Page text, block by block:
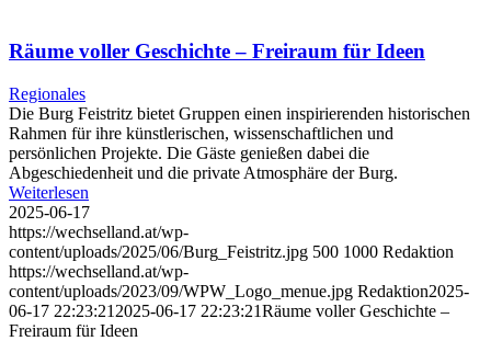
Räume voller Geschichte – Freiraum für Ideen
Regionales
Die Burg Feistritz bietet Gruppen einen inspirierenden historischen
Rahmen für ihre künstlerischen, wissenschaftlichen und
persönlichen Projekte. Die Gäste genießen dabei die
Abgeschiedenheit und die private Atmosphäre der Burg.
Weiterlesen
2025-06-17
https://wechselland.at/wp-
content/uploads/2025/06/Burg_Feistritz.jpg 500 1000 Redaktion
https://wechselland.at/wp-
content/uploads/2023/09/WPW_Logo_menue.jpg Redaktion2025-
06-17 22:23:21 2025-06-17 22:23:21Räume voller Geschichte –
Freiraum für Ideen